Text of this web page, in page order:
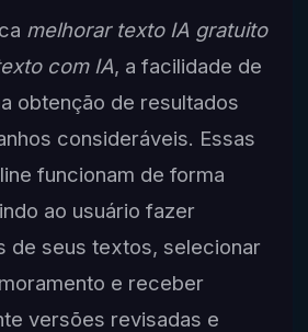
melhorar texto IA gratuito
com IA, a facilidade de
obtenção de resultados
consideráveis. Essas
funcionam de forma
ao usuário fazer
de seus textos, selecionar
e receber
versões revisadas e